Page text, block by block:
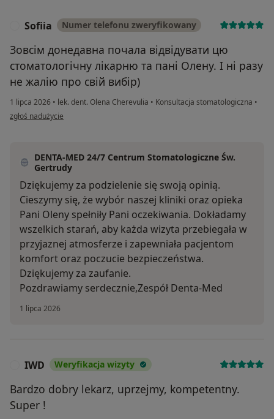
Sofiia Numer telefonu zweryfikowany
Зовсім донедавна почала відвідувати цю
стоматологічну лікарню та пані Олену. І ні разу
не жалію про свій вибір)
1 lipca 2026 • lek. dent. Olena Cherevulia • Konsultacja stomatologiczna •
w opinii użytkownika Sofiia
zgłoś nadużycie
DENTA-MED 24/7 Centrum Stomatologiczne Św.
Gertrudy
Dziękujemy za podzielenie się swoją opinią.
Cieszymy się, że wybór naszej kliniki oraz opieka
Pani Oleny spełniły Pani oczekiwania. Dokładamy
wszelkich starań, aby każda wizyta przebiegała w
przyjaznej atmosferze i zapewniała pacjentom
komfort oraz poczucie bezpieczeństwa.
Dziękujemy za zaufanie.
Pozdrawiamy serdecznie,Zespół Denta-Med
1 lipca 2026
IWD Weryfikacja wizyty
Bardzo dobry lekarz, uprzejmy, kompetentny.
Super !